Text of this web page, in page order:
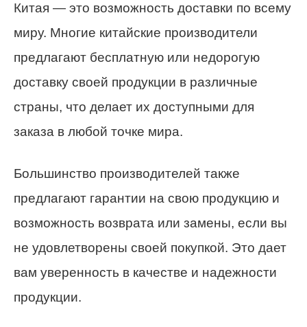
Китая — это возможность доставки по всему
миру. Многие китайские производители
предлагают бесплатную или недорогую
доставку своей продукции в различные
страны, что делает их доступными для
заказа в любой точке мира.
Большинство производителей также
предлагают гарантии на свою продукцию и
возможность возврата или замены, если вы
не удовлетворены своей покупкой. Это дает
вам уверенность в качестве и надежности
продукции.